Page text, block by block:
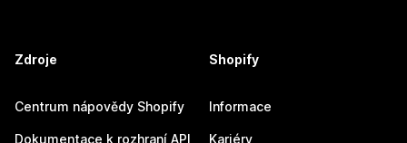
Zdroje
Centrum nápovědy Shopify
Dokumentace k rozhraní API
Shopify
Informace
Kariéry